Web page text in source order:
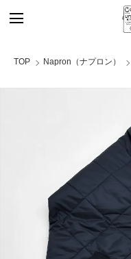
TOP Napron（ナプロン）